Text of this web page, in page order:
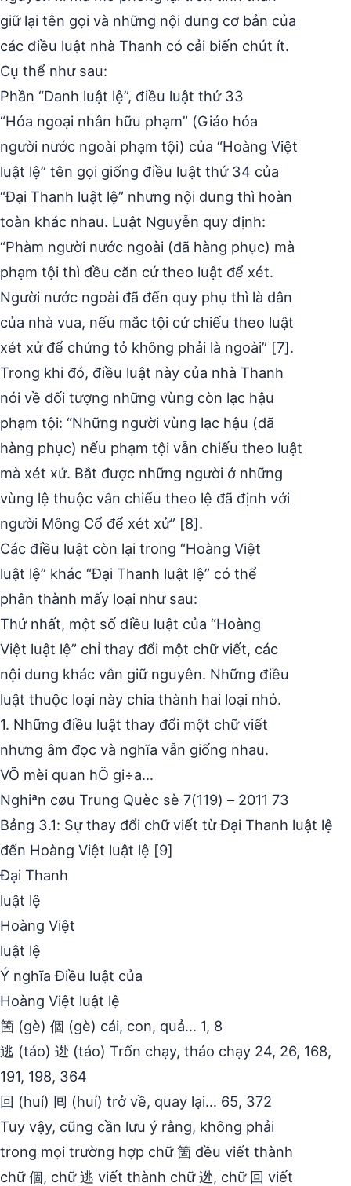
giữ lại tên gọi và những nội dung cơ bản của
các điều luật nhà Thanh có cải biến chút ít.
Cụ thể như sau:
Phần “Danh luật lệ”, điều luật thứ 33
“Hóa ngoại nhân hữu phạm” (Giáo hóa
người nước ngoài phạm tội) của “Hoàng Việt
luật lệ” tên gọi giống điều luật thứ 34 của
“Đại Thanh luật lệ” nhưng nội dung thì hoàn
toàn khác nhau. Luật Nguyễn quy định:
“Phàm người nước ngoài (đã hàng phục) mà
phạm tội thì đều căn cứ theo luật để xét.
Người nước ngoài đã đến quy phụ thì là dân
của nhà vua, nếu mắc tội cứ chiếu theo luật
xét xử để chứng tỏ không phải là ngoài” [7].
Trong khi đó, điều luật này của nhà Thanh
nói về đối tượng những vùng còn lạc hậu
phạm tội: “Những người vùng lạc hậu (đã
hàng phục) nếu phạm tội vẫn chiếu theo luật
mà xét xử. Bắt được những người ở những
vùng lệ thuộc vẫn chiếu theo lệ đã định với
người Mông Cổ để xét xử” [8].
Các điều luật còn lại trong “Hoàng Việt
luật lệ” khác “Đại Thanh luật lệ” có thể
phân thành mấy loại như sau:
Thứ nhất, một số điều luật của “Hoàng
Việt luật lệ” chỉ thay đổi một chữ viết, các
nội dung khác vẫn giữ nguyên. Những điều
luật thuộc loại này chia thành hai loại nhỏ.
1. Những điều luật thay đổi một chữ viết
nhưng âm đọc và nghĩa vẫn giống nhau.
VÕ mèi quan hÖ gi÷a…
Nghiªn cøu Trung Quèc sè 7(119) – 2011 73
Bảng 3.1: Sự thay đổi chữ viết từ Đại Thanh luật lệ
đến Hoàng Việt luật lệ [9]
Đại Thanh
luật lệ
Hoàng Việt
luật lệ
Ý nghĩa Điều luật của
Hoàng Việt luật lệ
箇 (gè) 個 (gè) cái, con, quả… 1, 8
逃 (táo) 迯 (táo) Trốn chạy, tháo chạy 24, 26, 168,
191, 198, 364
回 (huí) 囘 (huí) trở về, quay lại… 65, 372
Tuy vậy, cũng cần lưu ý rằng, không phải
trong mọi trường hợp chữ 箇 đều viết thành
chữ 個, chữ 逃 viết thành chữ 迯, chữ 回 viết